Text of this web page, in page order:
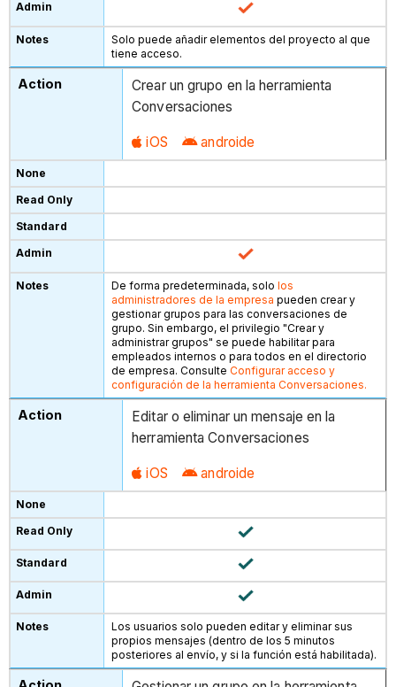
Solo puede añadir elementos del proyecto al que
tiene acceso.
Crear un grupo en la herramienta
Conversaciones
iOS androide
De forma predeterminada, sololos
administradores de la empresa pueden crear y
gestionar grupos para las conversaciones de
grupo. Sin embargo, el privilegio "Crear y
administrar grupos" se puede habilitar para
empleados internos o para todos en el directorio
de empresa. ConsulteConfigurar acceso y
configuración de la herramienta Conversaciones.
Editar o eliminar un mensaje en la
herramienta Conversaciones
iOS androide
Los usuarios solo pueden editar y eliminar sus
propios mensajes (dentro de los 5 minutos
posteriores al envío, y si la función está habilitada).